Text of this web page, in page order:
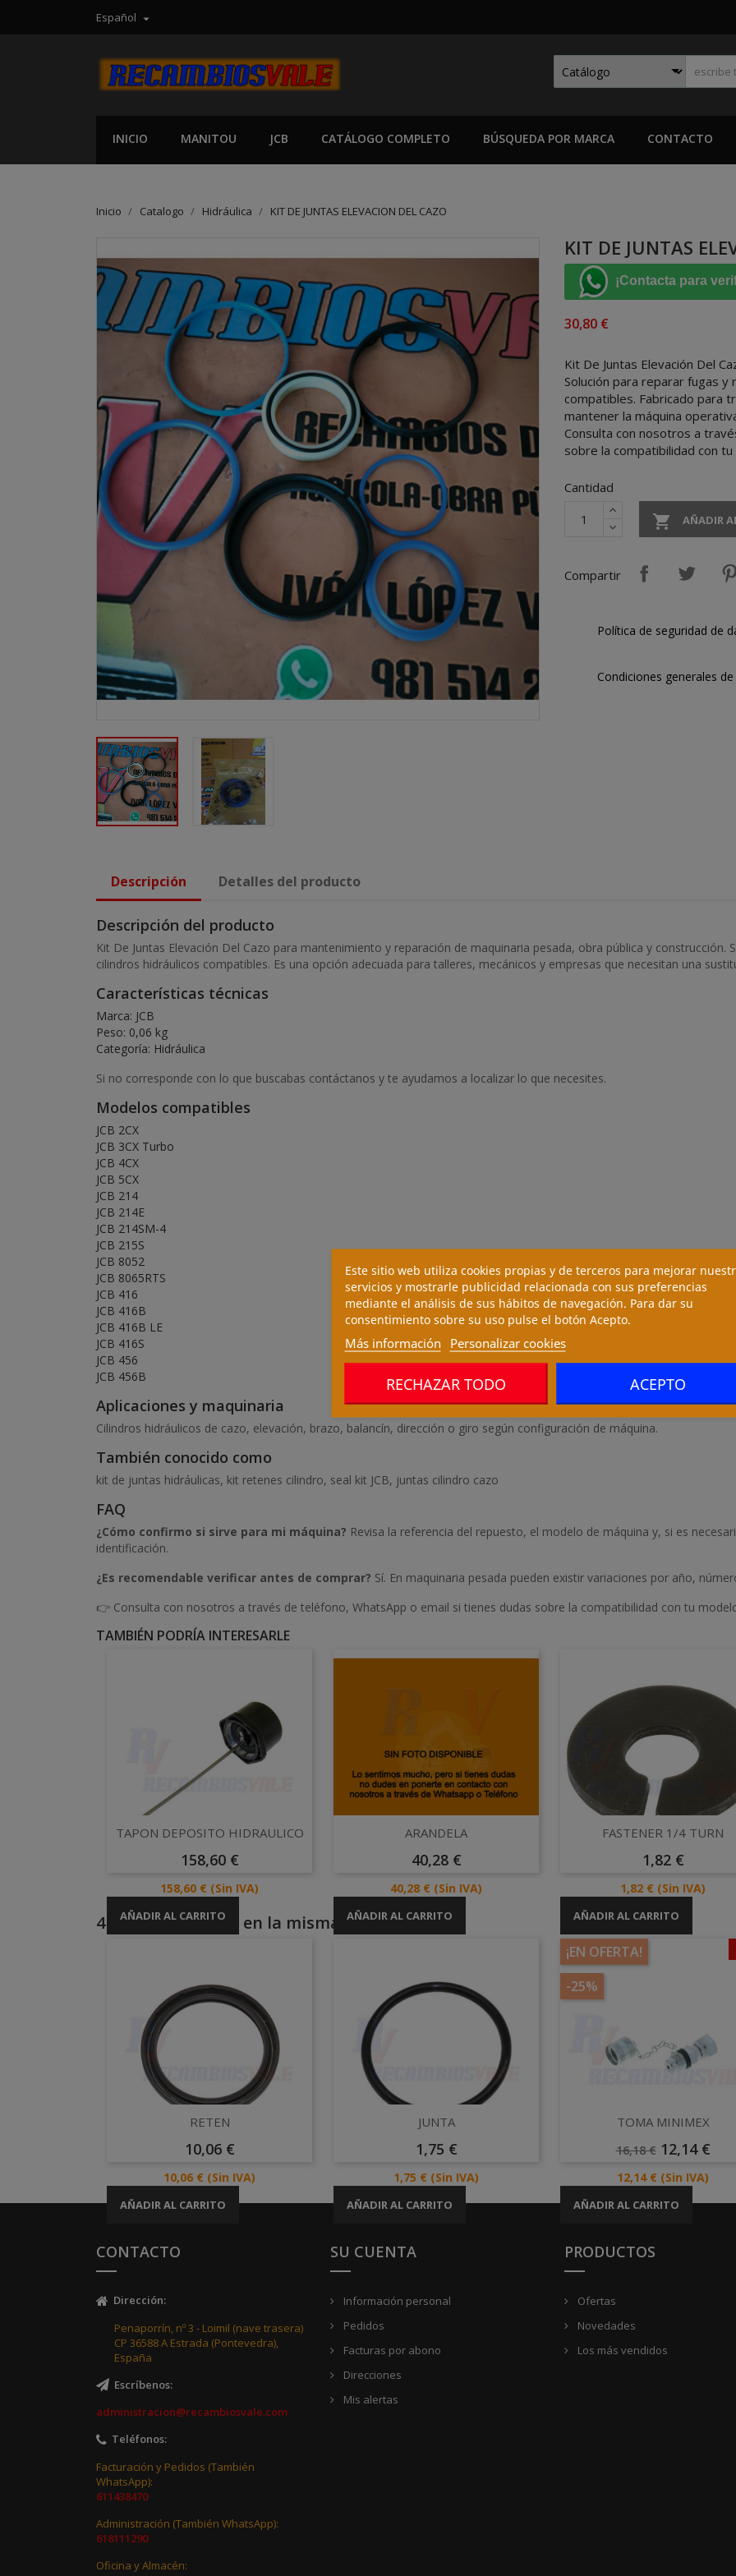
Español 
INICIO MANITOU JCB CATÁLOGO COMPLETO BÚSQUEDA POR MARCA CONTACTO
Inicio Catalogo Hidráulica KIT DE JUNTAS ELEVACION DEL CAZO
KIT DE JUNTAS
¡Contacta para
30,80 €
Kit De Juntas Elevación Del
Solución para reparar fugas
compatibles. Fabricado para
mantener la máquina
Consulta con nosotros a
sobre la compatibilidad con
Cantidad
 AÑADIR
Compartir
Política de seguridad de
Condiciones generales
Descripción Detalles del producto
Descripción del producto
Kit De Juntas Elevación Del Cazo para mantenimiento y reparación de maquinaria pesada, obra pública y construcción.
cilindros hidráulicos compatibles. Es una opción adecuada para talleres, mecánicos y empresas que necesitan una
Características técnicas
Marca: JCB
Peso: 0,06 kg
Categoría: Hidráulica
Si no corresponde con lo que buscabas contáctanos y te ayudamos a localizar lo que necesites.
Modelos compatibles
JCB 2CX
JCB 3CX Turbo
JCB 4CX
JCB 5CX
JCB 214
JCB 214E
JCB 214SM-4
JCB 215S
JCB 8052
JCB 8065RTS
JCB 416
JCB 416B
JCB 416B LE
JCB 416S
JCB 456
JCB 456B
Aplicaciones y maquinaria
Cilindros hidráulicos de cazo, elevación, brazo, balancín, dirección o giro según configuración de máquina.
También conocido como
kit de juntas hidráulicas, kit retenes cilindro, seal kit JCB, juntas cilindro cazo
FAQ
¿Cómo confirmo si sirve para mi máquina? Revisa la referencia del repuesto, el modelo de máquina y, si es
identificación.
¿Es recomendable verificar antes de comprar? Sí. En maquinaria pesada pueden existir variaciones por año,
👉 Consulta con nosotros a través de teléfono, WhatsApp o email si tienes dudas sobre la compatibilidad con tu
TAMBIÉN PODRÍA INTERESARLE
Vista rápida
TAPON DEPOSITO HIDRAULICO
Precio
158,60 €
Precio
158,60 € (Sin IVA)
AÑADIR AL CARRITO
Vista rápida
ARANDELA
Precio
40,28 €
Precio
40,28 € (Sin IVA)
AÑADIR AL CARRITO
Vista rápida
FASTENER 1/4 TURN
Precio
1,82 €
Precio
1,82 € (Sin IVA)
AÑADIR AL CARRITO
4 otros productos en la misma categoría:
Vista rápida
RETEN
Precio
10,06 €
Precio
10,06 € (Sin IVA)
AÑADIR AL CARRITO
Vista rápida
JUNTA
Precio
1,75 €
Precio
1,75 € (Sin IVA)
AÑADIR AL CARRITO
¡EN OFERTA!
-25%
Vista rápida
TOMA MINIMEX
Precio
16,18 € Precio
12,14 €
Precio
12,14 € (Sin IVA)
AÑADIR AL CARRITO
CONTACTO
Dirección:
Penaporrín, nº 3 - Loimil (nave trasera)
CP 36588 A Estrada (Pontevedra),
España
Escríbenos:
administracion@recambiosvale.com
Teléfonos:
Facturación y Pedidos (También
WhatsApp):
611438470
Administración (También WhatsApp):
618111290
Oficina y Almacén:
SU CUENTA
Información personal
Pedidos
Facturas por abono
Direcciones
Mis alertas
PRODUCTOS
Ofertas
Novedades
Los más vendidos
Este sitio web utiliza cookies propias y de terceros para mejorar
servicios y mostrarle publicidad relacionada con sus preferencias
mediante el análisis de sus hábitos de navegación. Para dar su
consentimiento sobre su uso pulse el botón Acepto.
Más información Personalizar cookies
RECHAZAR TODO ACEPTO